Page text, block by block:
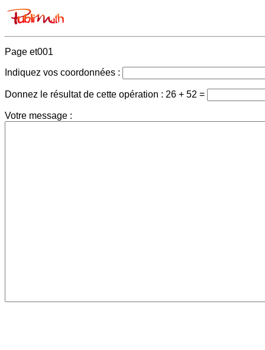
Page et001
Indiquez vos coordonnées :
Donnez le résultat de cette opération : 26 + 52 =
Votre message :